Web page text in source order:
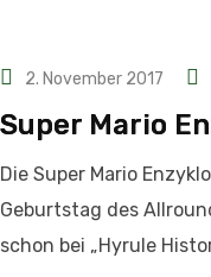
2. November 2017
Super Mario
Die Super Mario
Geburtstag des
schon bei „Hyrule